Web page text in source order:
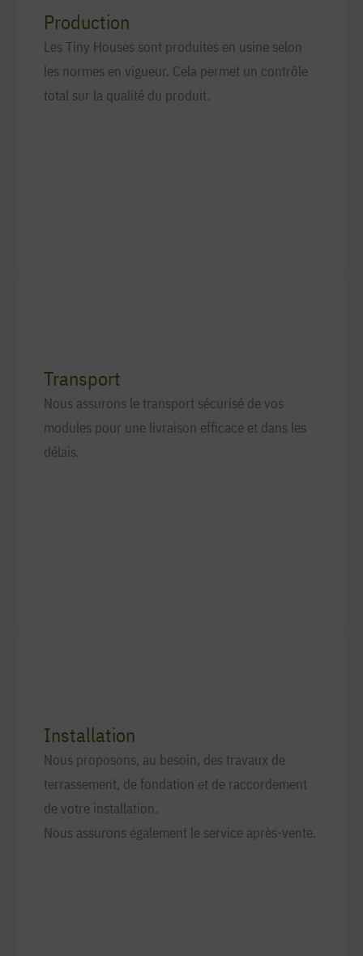
Production
Les Tiny Houses sont produites en usine selon
les normes en vigueur. Cela permet un contrôle
total sur la qualité du produit.
Transport
Nous assurons le transport sécurisé de vos
modules pour une livraison efficace et dans les
délais.
Installation
Nous proposons, au besoin, des travaux de
terrassement, de fondation et de raccordement
de votre installation.
Nous assurons également le service après-vente.